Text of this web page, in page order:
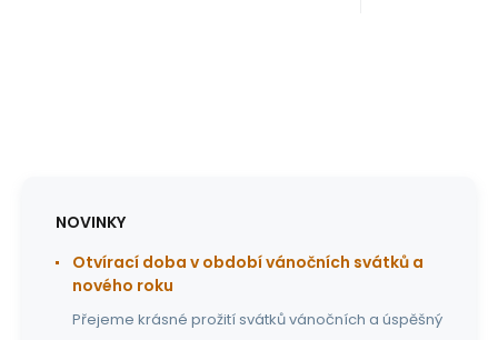
NOVINKY
Otvírací doba v období vánočních svátků a
nového roku
Přejeme krásné prožití svátků vánočních a úspěšný